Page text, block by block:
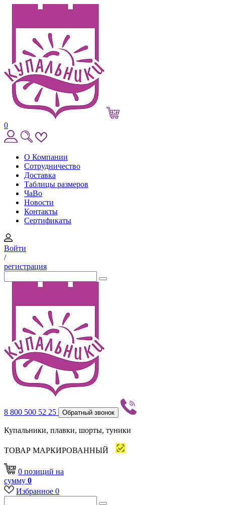
0
О Компании
Сотрудничество
Доставка
Таблицы размеров
ЧаВо
Новости
Контакты
Сертификаты
Войти
/
регистрация
8 800 500 52 25 Обратный звонок
Купальники, плавки, шорты, туники
ТОВАР МАРКИРОВАННЫЙ
0 позиций на
сумму 0
Избранное 0